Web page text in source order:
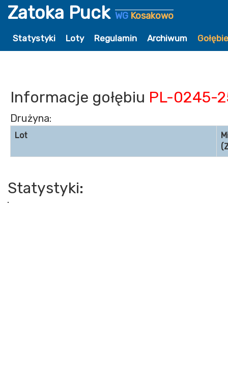
Zatoka Puck WG Kosakowo
Statystyki Loty Regulamin Archiwum
Informacje gołębiu PL-0245-
Drużyna:
Lot
Statystyki: